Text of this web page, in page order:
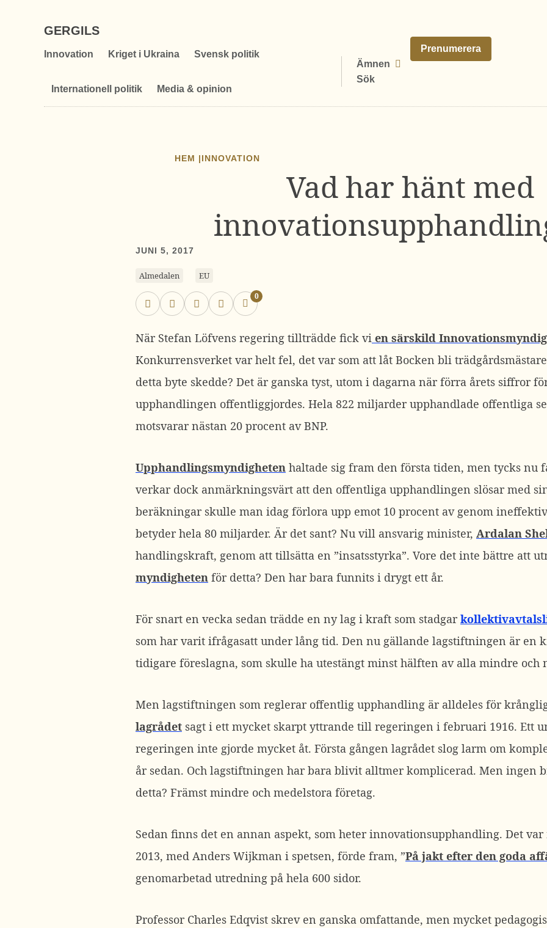
GERGILS
Innovation Kriget i Ukraina Svensk politik
Internationell politik Media & opinion
Ämnen
Sök
Prenumerera
HEM |INNOVATION
Vad har hänt med
JUNI 5, 2017
Almedalen EU
0
När Stefan Löfvens regering tillträdde fick vi en särskild
Konkurrensverket var helt fel, det var som att låt Bocken bli
detta byte skedde? Det är ganska tyst, utom i dagarna när förra årets siffror
upphandlingen offentliggjordes. Hela 822 miljarder upphandlade offentliga
motsvarar nästan 20 procent av BNP.
Upphandlingsmyndigheten haltade sig fram den första tiden, men tycks nu
verkar dock anmärkningsvärt att den offentliga upphandlingen slösar med
beräkningar skulle man idag förlora upp emot 10 procent av genom
betyder hela 80 miljarder. Är det sant? Nu vill ansvarig minister, Ardalan
handlingskraft, genom att tillsätta en ”insatsstyrka”. Vore det inte bättre att
myndigheten för detta? Den har bara funnits i drygt ett år.
För snart en vecka sedan trädde en ny lag i kraft som stadgar
som har varit ifrågasatt under lång tid. Den nu gällande lagstiftningen är en
tidigare föreslagna, som skulle ha utestängt minst hälften av alla mindre och
Men lagstiftningen som reglerar offentlig upphandling är alldeles för
lagrådet sagt i ett mycket skarpt yttrande till regeringen i februari 1916. Ett
regeringen inte gjorde mycket åt. Första gången lagrådet slog larm om
år sedan. Och lagstiftningen har bara blivit alltmer komplicerad. Men ingen
detta? Främst mindre och medelstora företag.
Sedan finns det en annan aspekt, som heter innovationsupphandling. Det
2013, med Anders Wijkman i spetsen, förde fram, ”På jakt efter den goda
genomarbetad utredning på hela 600 sidor.
Professor Charles Edqvist skrev en ganska omfattande, men mycket